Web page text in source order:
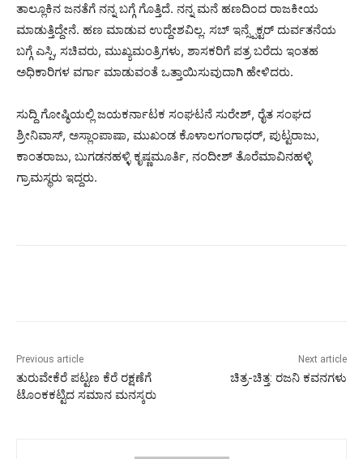
ತಾಲ್ಲೂಕಿನ ಜನತೆಗೆ ನನ್ನ ಬಗ್ಗೆ ಗೊತ್ತಿದೆ. ನನ್ನ ಮನೆ ಹಣದಿಂದ ರಾಜಕೀಯ
ಮಾಡುತ್ತಿದ್ದೇನೆ. ಹಣ ಮಾಡುವ ಉದ್ದೇಶವಿಲ್ಲ. ಸಬ್ ಇನ್ಸ್ಪೆಕ್ಟರ್ ದುರ್ವತನೆಯ
ಬಗ್ಗೆ ಎಸ್ಪಿ, ಸಚಿವರು, ಮುಖ್ಯಮಂತ್ರಿಗಳು, ಶಾಸಕರಿಗೆ ಪತ್ರ ಬರೆದು ಇಂತಹ
ಅಧಿಕಾರಿಗಳ ವರ್ಗಾ ಮಾಡುವಂತೆ ಒತ್ತಾಯಿಸುವುದಾಗಿ ಹೇಳಿದರು.
ಸುದ್ದಿ ಗೋಷ್ಠಿಯಲ್ಲಿ ಜಯಕರ್ನಾಟಕ ಸಂಘಟನೆ ಸುರೇಶ್, ರೈತ ಸಂಘದ
ಶ್ರೀನಿವಾಸ್, ಅಸ್ಲಾಂಪಾಷಾ, ಮುಖಂಡ ಕೊಳಾಲಗಂಗಾಧರ್, ಪುಟ್ಟರಾಜು,
ಕಾಂತರಾಜು, ಬುಗಡನಹಳ್ಳಿ ಕೃಷ್ಣಮೂರ್ತಿ, ನಂದೀಶ್ ತೊರೆಮಾವಿನಹಳ್ಳಿ
ಗ್ರಾಮಸ್ಥರು ಇದ್ದರು.
Previous article
ತುರುವೇಕೆರೆ ಪಟ್ಟಣ ಕೆರೆ ರಕ್ಷಣೆಗೆ
ಟೊಂಕಕಟ್ಟಿದ ಸಮಾನ ಮನಸ್ಕರು
Next article
ಚಿತ್ರ-ಚಿತ್ತ: ರಜನಿ ಕವನಗಳು